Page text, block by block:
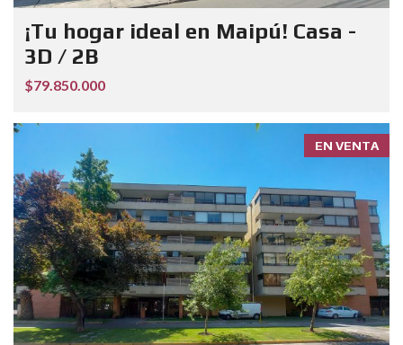
¡Tu hogar ideal en Maipú! Casa -
3D / 2B
$79.850.000
EN VENTA